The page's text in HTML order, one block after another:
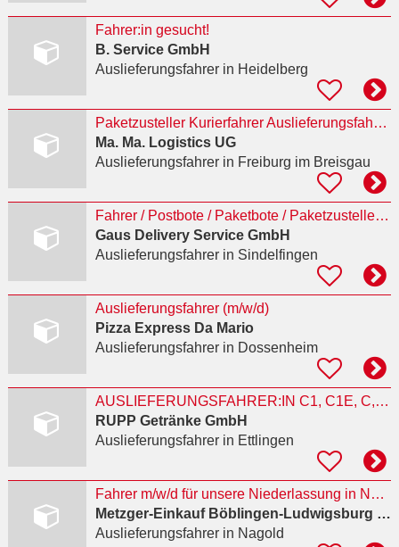
Fahrer:in gesucht!
B. Service GmbH
Auslieferungsfahrerin Heidelberg
Paketzusteller Kurierfahrer Auslieferungsfahrer (m/w/d) VZ
Ma. Ma. Logistics UG
Auslieferungsfahrerin Freiburg im Breisgau
Fahrer / Postbote / Paketbote / Paketzusteller (m/w/d)
Gaus Delivery Service GmbH
Auslieferungsfahrerin Sindelfingen
Auslieferungsfahrer (m/w/d)
Pizza Express Da Mario
Auslieferungsfahrerin Dossenheim
AUSLIEFERUNGSFAHRER:IN C1, C1E, C, CE (M/W/D) IN VOLLZEIT/TEILZEIT
RUPP Getränke GmbH
Auslieferungsfahrerin Ettlingen
Fahrer m/w/d für unsere Niederlassung in Nagold (Führerscheinklasse CE)
Metzger-Einkauf Böblingen-Ludwigsburg eG
Auslieferungsfahrerin Nagold